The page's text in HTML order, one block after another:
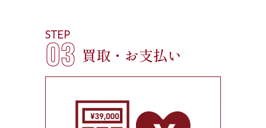
STEP
03 買取・お支払い